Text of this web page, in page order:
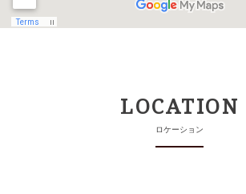
LOCATION
ロケーション